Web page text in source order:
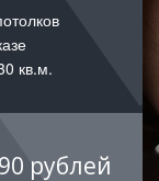
кв.м.
рублей